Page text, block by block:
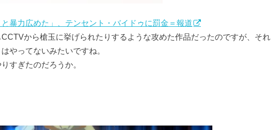
暴力広めた」、テンセント・バイドゥに罰金＝報道
から槍玉に挙げられたりするような攻めた作品だったのですが、それ
やってないみたいですね。
すぎたのだろうか。